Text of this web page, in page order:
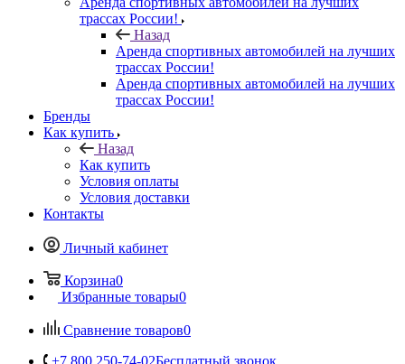
трассах России!
Назад
Аренда спортивных автомобилей на лучших
трассах России!
Аренда спортивных автомобилей на лучших
трассах России!
Бренды
Как купить
Назад
Как купить
Условия оплаты
Условия доставки
Контакты
Личный кабинет
Корзина0
Избранные товары0
Сравнение товаров0
+7 800 250-74-02Бесплатный звонок